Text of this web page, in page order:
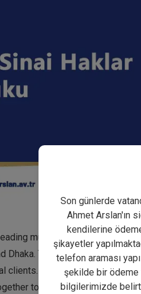
multi-disciplinary law firms
Dhaka. The law firm is one of
clients. The firm operates as a
to represent BDLP's
Son günlerde
Ahmet Arslan'ın
kendilerine
şikayetler
telefon araması
şekilde bir ödeme
bilgilerimizde